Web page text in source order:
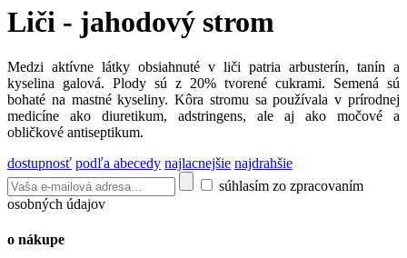
Liči - jahodový strom
Medzi aktívne látky obsiahnuté v liči patria arbusterín, tanín a
kyselina galová. Plody sú z 20% tvorené cukrami. Semená sú
bohaté na mastné kyseliny. Kôra stromu sa používala v prírodnej
medicíne ako diuretikum, adstringens, ale aj ako močové a
obličkové antiseptikum.
dostupnosť podľa abecedy najlacnejšie najdrahšie
súhlasím zo zpracovaním
osobných údajov
o nákupe